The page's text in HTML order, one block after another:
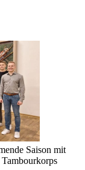
Saison mit